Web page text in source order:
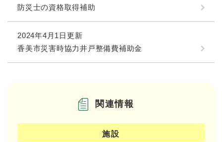
防災士の資格取得補助
2024年4月1日更新
香美市災害時協力井戸整備費補助金
関連情報
施設